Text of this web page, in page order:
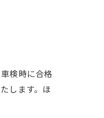
検時に合格
します。ほ